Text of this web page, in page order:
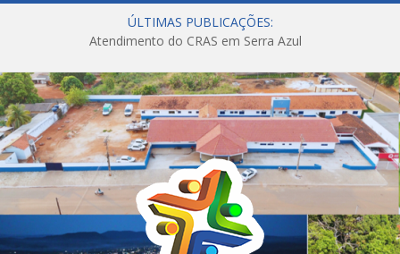
ÚLTIMAS PUBLICAÇÕES:
Atendimento do CRAS em Serra Azul